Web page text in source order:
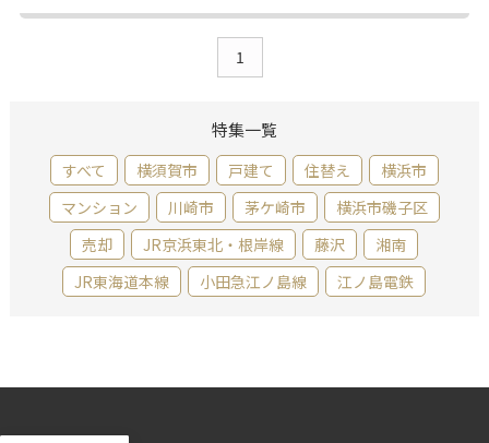
1
特集一覧
すべて 横須賀市 戸建て 住替え
横浜市
マンション
川崎市 茅ケ崎市
横浜市磯子区
売却
JR京浜東北・根岸線 藤沢
湘南
JR東海道本線
小田急江ノ島線 江ノ島電鉄